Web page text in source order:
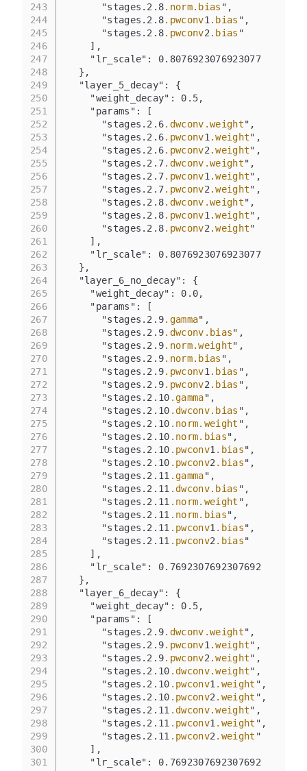
243
244
245
246
247
248
249
250
251
252
253
254
255
256
257
258
259
260
261
262
263
264
265
266
267
268
269
270
271
272
273
274
275
276
277
278
279
280
281
282
283
284
285
286
287
288
289
290
291
292
293
294
295
296
297
298
299
300
301
      "stages.2.8
.norm.bias ",
      "stages.2.8
.pwconv1 .bias ",
      "stages.2.8
.pwconv2 .bias "
    ],
    "lr_scale": 0.8076923076923077
  },
  "layer_5_decay": {
    "weight_decay": 0.5,
    "params": [
      "stages.2.6
.dwconv .weight",
      "stages.2.6
.pwconv1 .weight",
      "stages.2.6
.pwconv2 .weight",
      "stages.2.7
.dwconv .weight",
      "stages.2.7
.pwconv1 .weight",
      "stages.2.7
.pwconv2 .weight",
      "stages.2.8
.dwconv .weight",
      "stages.2.8
.pwconv1 .weight",
      "stages.2.8
.pwconv2 .weight"
    ],
    "lr_scale": 0.8076923076923077
  },
  "layer_6_no_decay": {
    "weight_decay": 0.0,
    "params": [
      "stages.2.9
.gamma",
      "stages.2.9
.dwconv .bias",
      "stages.2.9
.norm.weight",
      "stages.2.9
.norm.bias ",
      "stages.2.9
.pwconv1 .bias ",
      "stages.2.9
.pwconv2 .bias ",
      "stages.2.10
.gamma",
      "stages.2.10
.dwconv.bias ",
      "stages.2.10
.norm.weight ",
      "stages.2.10
.norm.bias",
      "stages.2.10
.pwconv1 .bias",
      "stages.2.10
.pwconv2 .bias",
      "stages.2.11
.gamma",
      "stages.2.11
.dwconv.bias ",
      "stages.2.11
.norm.weight ",
      "stages.2.11
.norm.bias",
      "stages.2.11
.pwconv1 .bias",
      "stages.2.11
.pwconv2 .bias"
    ],
    "lr_scale": 0.7692307692307692
  },
  "layer_6_decay": {
    "weight_decay": 0.5,
    "params": [
      "stages.2.9
.dwconv .weight",
      "stages.2.9
.pwconv1 .weight",
      "stages.2.9
.pwconv2 .weight",
      "stages.2.10
.dwconv.weight",
      "stages.2.10
.pwconv1 .weight ",
      "stages.2.10
.pwconv2 .weight ",
      "stages.2.11
.dwconv.weight",
      "stages.2.11
.pwconv1 .weight ",
      "stages.2.11
.pwconv2 .weight "
    ],
    "lr_scale": 0.7692307692307692